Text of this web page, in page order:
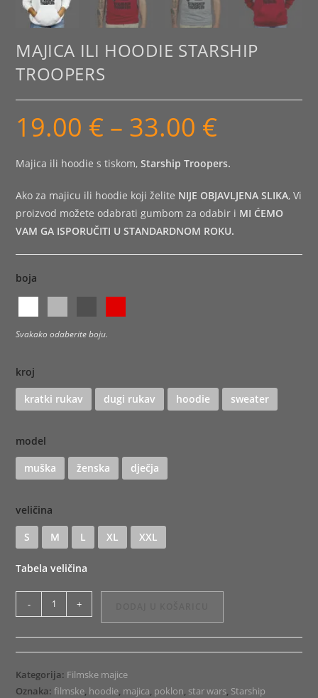
MAJICA ILI HOODIE STARSHIP
TROOPERS
19.00 € – 33.00 €
do
33.00 €
Majica ili hoodie s tiskom,Starship Troopers.
Ako za majicu ili hoodie koji želite NIJE OBJAVLJENA SLIKA, Vi
proizvod možete odabrati gumbom za odabir i MI ĆEMO
VAM GA ISPORUČITI U STANDARDNOM ROKU.
boja
Svakako odaberite boju.
kroj
kratki rukav
dugi rukav hoodie sweater
model
muška
ženska dječja
veličina
S
M L XL XXL
Tabela veličina
ili
Hoodie
Starship
Troopers
količina
- +
Kategorija: Filmske majice
Oznaka:filmske, hoodie, majica, poklon, star wars, Starship